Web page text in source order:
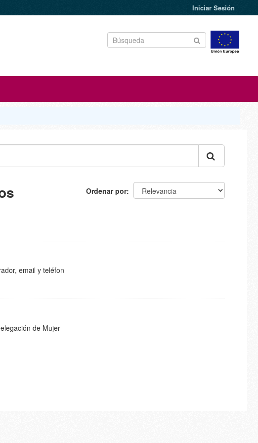
Iniciar Sesión
Ordenar por
email y teléfon
de Mujer